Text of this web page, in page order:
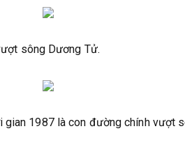
sông Dương Tử.
1987 là con đường chính vượt